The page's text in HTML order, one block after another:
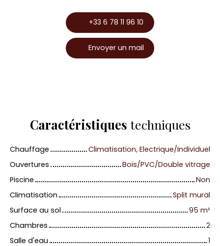
+33 6 78 11 96 10
Envoyer un mail
Caractéristiques techniques
Chauffage
Climatisation, Electrique/Individuel
Ouvertures
Bois/PVC/Double vitrage
Piscine
Non
Climatisation
Split mural
Surface au sol
95 m²
Chambres
2
Salle d'eau
1